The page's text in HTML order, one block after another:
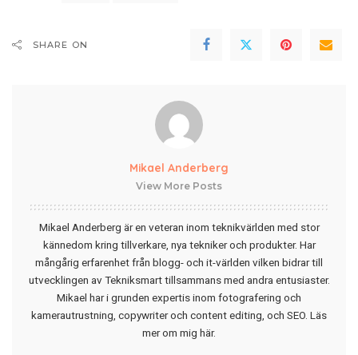
SHARE ON
Mikael Anderberg
View More Posts
Mikael Anderberg är en veteran inom teknikvärlden med stor
kännedom kring tillverkare, nya tekniker och produkter. Har
mångårig erfarenhet från blogg- och it-världen vilken bidrar till
utvecklingen av Tekniksmart tillsammans med andra entusiaster.
Mikael har i grunden expertis inom fotografering och
kamerautrustning, copywriter och content editing, och SEO. Läs
mer om mig här.